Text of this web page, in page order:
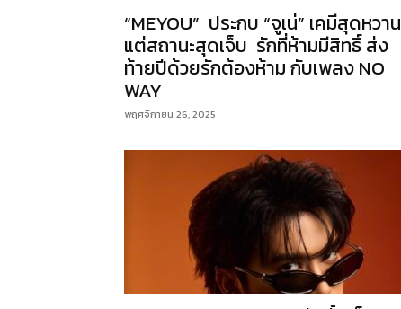
“MEYOU” ประกบ “จูเน่” เคมีสุดหวาน
แต่สถานะสุดเจ็บ รักที่ห้ามมีสิทธิ์ ส่ง
ท้ายปีด้วยรักต้องห้าม กับเพลง NO
WAY
พฤศจิกายน 26, 2025